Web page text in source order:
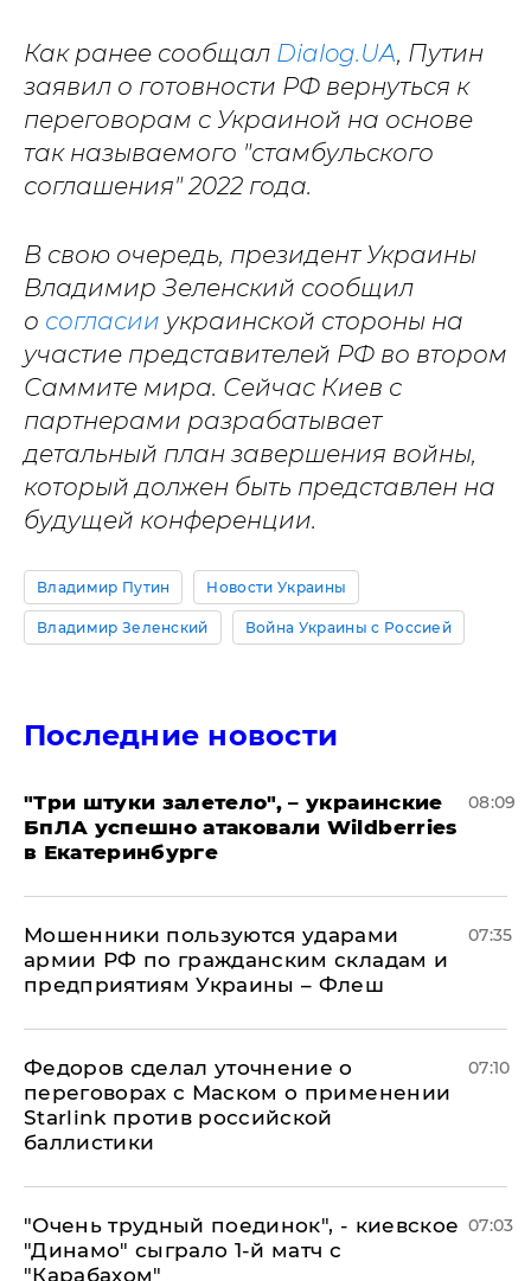
Как ранее сообщал Dialog.UA, Путин
заявил о готовности РФ вернуться к
переговорам с Украиной на основе
так называемого "стамбульского
соглашения" 2022 года.
В свою очередь, президент Украины
Владимир Зеленский сообщил
о согласии украинской стороны на
участие представителей РФ во втором
Саммите мира. Сейчас Киев с
партнерами разрабатывает
детальный план завершения войны,
который должен быть представлен на
будущей конференции.
Владимир Путин Новости Украины
Владимир Зеленский Война Украины с Россией
Последние новости
"Три штуки залетело", – украинские
БпЛА успешно атаковали Wildberries
в Екатеринбурге
08:09
Мошенники пользуются ударами
армии РФ по гражданским складам и
предприятиям Украины – Флеш
07:35
Федоров сделал уточнение о
переговорах с Маском о применении
Starlink против российской
баллистики
07:10
"Очень трудный поединок", - киевское
"Динамо" сыграло 1-й матч с
"Карабахом"
07:03